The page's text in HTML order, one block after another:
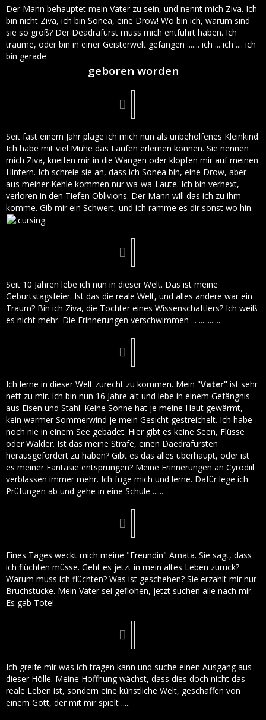
Der Mann behauptet mein Vater zu sein, und nennt mich Ziva. Ich
bin nicht Ziva, ich bin Sonea, eine Drow! Wo bin ich, warum sind
sie so groß? Der Deadrafürst muss mich entführt haben. Ich
träume, oder bin in einer Geisterwelt gefangen ....... ich ... ich .... ich
bin gerade
geboren worden
Seit fast einem Jahr plage ich mich nun als unbeholfenes Kleinkind.
Ich habe mit viel Mühe das Laufen erlernen können. Sie nennen
mich Ziva, kneifen mir in die Wangen oder klopfen mir auf meinen
Hintern. Ich schreie sie an, dass ich Sonea bin, eine Drow, aber
aus meiner Kehle kommen nur wa-wa-Laute. Ich bin verhext,
verloren in den Tiefen Oblivions. Der Mann will das ich zu ihm
komme. Gib mir ein Schwert, und ich ramme es dir sonst wo hin.
Seit 10 Jahren lebe ich nun in dieser Welt. Das ist meine
Geburtstagsfeier. Ist das die reale Welt, und alles andere war ein
Traum? Bin ich Ziva, die Tochter eines Wissenschaftlers? Ich weiß
es nicht mehr. Die Erinnerungen verschwimmen ... ............
Ich lerne in dieser Welt zurecht zu kommen. Mein "Vater" ist sehr
nett zu mir. Ich bin nun 16 Jahre alt und lebe in einem Gefängnis
aus Eisen und Stahl. Keine Sonne hat je meine Haut gewärmt,
kein warmer Sommerwind je mein Gesicht gestreichelt. Ich habe
noch nie in einem See gebadet. Hier gibt es keine Seen, Flüsse
oder Wälder. Ist das meine Strafe, einen Daedrafürsten
herausgefordert zu haben? Gibt es das alles überhaupt, oder ist
es meiner Fantasie entsprungen? Meine Erinnerungen an Cyrodiil
verblassen immer mehr. Ich füge mich und lerne. Dafür lege ich
Prüfungen ab und gehe in eine Schule ......
Eines Tages weckt mich meine "Freundin" Amata. Sie sagt, dass
ich flüchten müsse. Geht es jetzt in mein altes Leben zurück?
Warum muss ich flüchten? Was ist geschehen? Sie erzählt mir nur
Bruchstücke. Mein Vater sei geflohen, jetzt suchen alle nach mir.
Es gab Tote!
Ich greife mir was ich tragen kann und suche einen Ausgang aus
dieser Hölle. Meine Hoffnung wächst, dass dies doch nicht das
reale Leben ist, sondern eine künstliche Welt, geschaffen von
einem Gott, der mit mir spielt .....